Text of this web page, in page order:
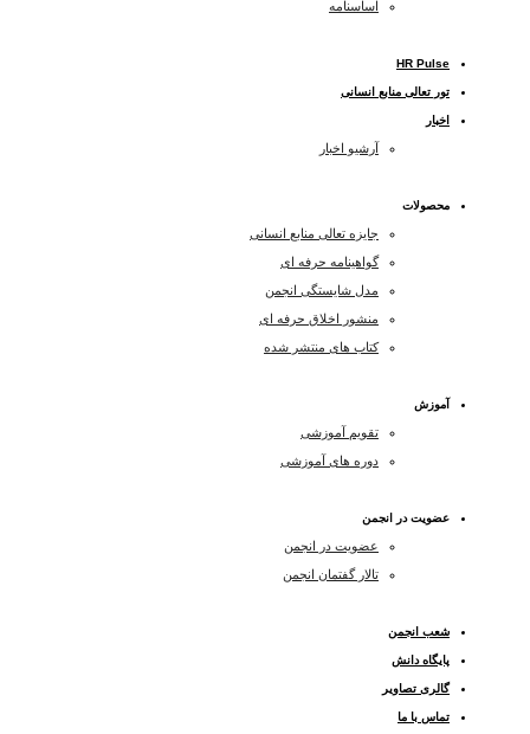
اساسنامه
HR Pulse
تور تعالی منابع انسانی
اخبار
آرشیو اخبار
محصولات
جایزه تعالی منابع انسانی
گواهینامه حرفه ای
مدل شایستگی انجمن
منشور اخلاق حرفه ای
کتاب های منتشر شده
آموزش
تقویم آموزشی
دوره های آموزشی
عضویت در انجمن
عضویت در انجمن
تالار گفتمان انجمن
شعب انجمن
پایگاه دانش
گالری تصاویر
تماس با ما